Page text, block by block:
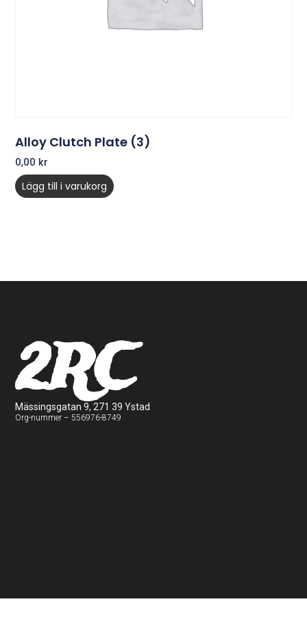
Alloy Clutch Plate (3)
0,00 kr
Lägg till i varukorg
2RC
Mässingsgatan 9, 271 39 Ystad
Org-nummer – 556976-8749